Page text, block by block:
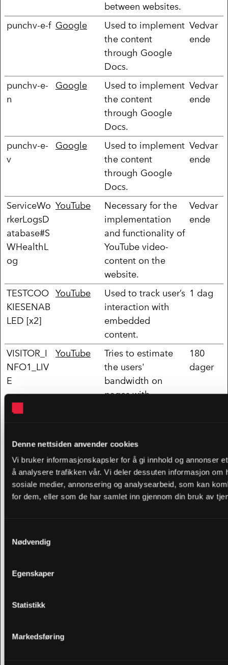
Denne nettsiden anvender cookies
Vi bruker informasjonskapsler for å gi innhold og annonser
å analysere trafikken vår. Vi deler dessuten informasjon
sosiale medier, annonsering og analysearbeid, som kan
for dem, eller som de har samlet inn gjennom din bruk av
Nødvendig
Egenskaper
Statistikk
Markedsføring
between websites.
punchv-e-f Google
Used to implement
the content
through Google
Docs.
Vedvar
ende
punchv-e-
n
Google
Used to implement
the content
through Google
Docs.
Vedvar
ende
punchv-e-
v
Google
Used to implement
the content
through Google
Docs.
Vedvar
ende
ServiceWo
rkerLogsD
atabase#S
WHealthL
og
YouTube
Necessary for the
implementation
and functionality of
YouTube video-
content on the
website.
Vedvar
ende
TESTCOO
KIESENAB
LED [x2]
YouTube
Used to track user’s
interaction with
embedded
content.
1 dag
VISITOR_I
NFO1_LIV
E
YouTube
Tries to estimate
the users'
bandwidth on
pages with
180
dager
YSC YouTube
Registers a unique
ID to keep
statistics of what
videos from
YouTube the user
last-
[x2]
_ENTRY_K